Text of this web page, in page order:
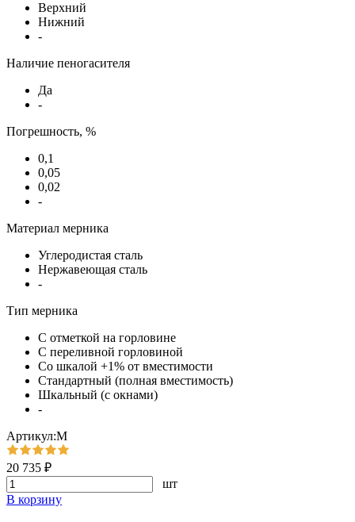
Верхний
Нижний
-
Наличие пеногасителя
Да
-
Погрешность, %
0,1
0,05
0,02
-
Материал мерника
Углеродистая сталь
Нержавеющая сталь
-
Тип мерника
С отметкой на горловине
С переливной горловиной
Со шкалой +1% от вместимости
Стандартный (полная вместимость)
Шкальный (с окнами)
-
Артикул:М
20 735 ₽
шт
В корзину